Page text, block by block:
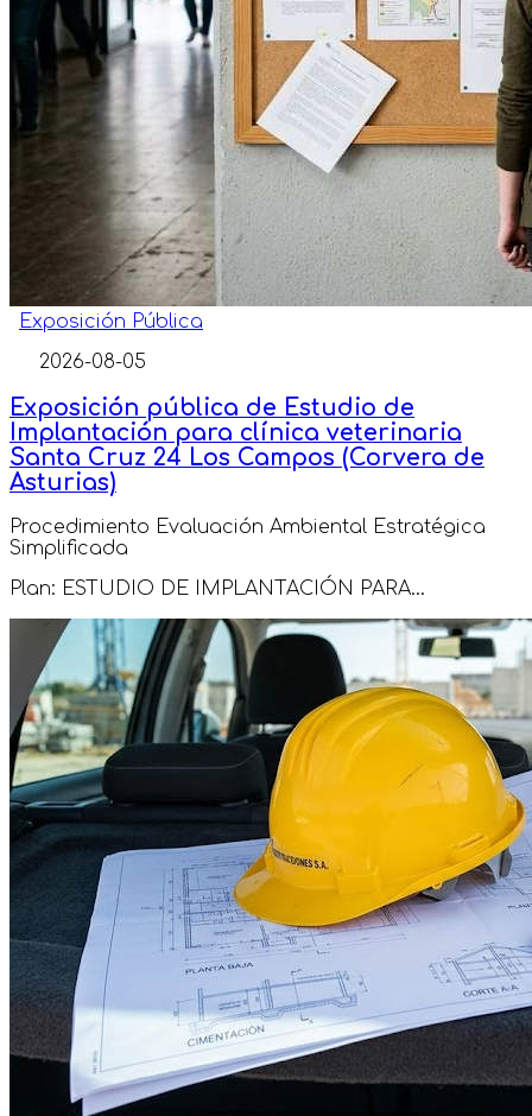
Exposición Pública
2026-08-05
Exposición pública de Estudio de
Implantación para clínica veterinaria
Santa Cruz 24 Los Campos (Corvera de
Asturias)
Procedimiento Evaluación Ambiental Estratégica
Simplificada
Plan: ESTUDIO DE IMPLANTACIÓN PARA...